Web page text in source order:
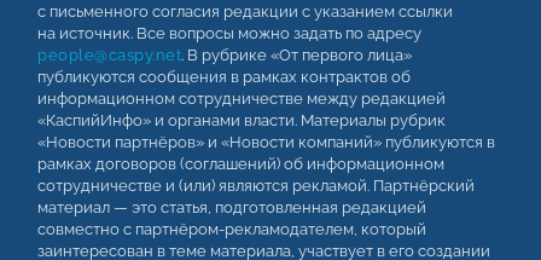
с письменного согласия редакции с указанием ссылки
на источник. Все вопросы можно задать по адресу
people@caspy.net. В рубрике «От первого лица»
публикуются сообщения в рамках контрактов об
информационном сотрудничестве между редакцией
«КаспийИнфо» и органами власти. Материалы рубрик
«Новости партнёров» и «Новости компаний» публикуются в
рамках договоров (соглашений) об информационном
сотрудничестве и (или) являются рекламой. Партнёрский
материал — это статья, подготовленная редакцией
совместно с партнёром-рекламодателем, который
заинтересован в теме материала, участвует в его создании